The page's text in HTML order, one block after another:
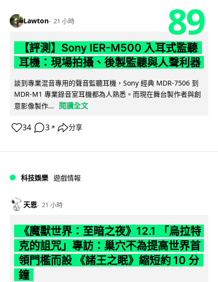
Lawton 21 小時 89
【評測】Sony IER-M500 入耳式監聽
耳機：現場拍攝、後製監聽與人聲利器
談到專業混音專用的聲音監聽耳機，Sony 經典 MDR-7506 到
MDR-M1 專業錄音室耳機都為人熟悉。而現在舞台製作者與創
意影像製作...
閱讀全文
34 3 ↗ 分享
科技娛樂 遊戲情報
天恩 21 小時
《魔獸世界：至暗之夜》12.1 「烏拉特
克的詛咒」專訪：巢穴不為提高世界首
領門檻而設 《諸王之眠》縮短約 10 分
鐘